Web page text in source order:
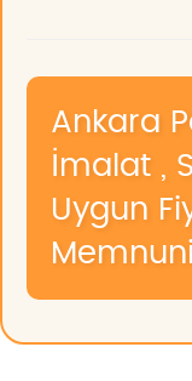
Ankara
İmalat ,
Uygun